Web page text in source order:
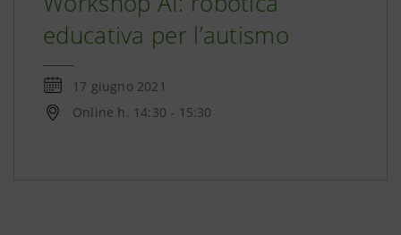
educativa per l’autismo
17 giugno 2021
Online h. 14:30 - 15:30